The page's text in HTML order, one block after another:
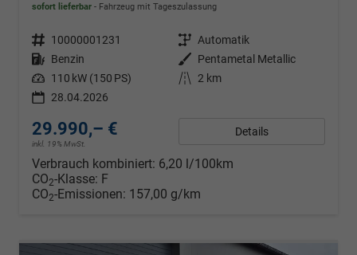
sofort lieferbar Fahrzeug mit Tageszulassung
Fahrzeugnr. 10000001231 Getriebe Automatik
Kraftstoff Benzin Außenfarbe Pentametal Metallic
Leistung 110 kW (150 PS) Kilometerstand
2 km
28.04.2026
29.990,– €
inkl. 19% MwSt.
Details
Verbrauch kombiniert: 6,20 l/100km
CO2-Klasse: F
CO2-Emissionen: 157,00 g/km